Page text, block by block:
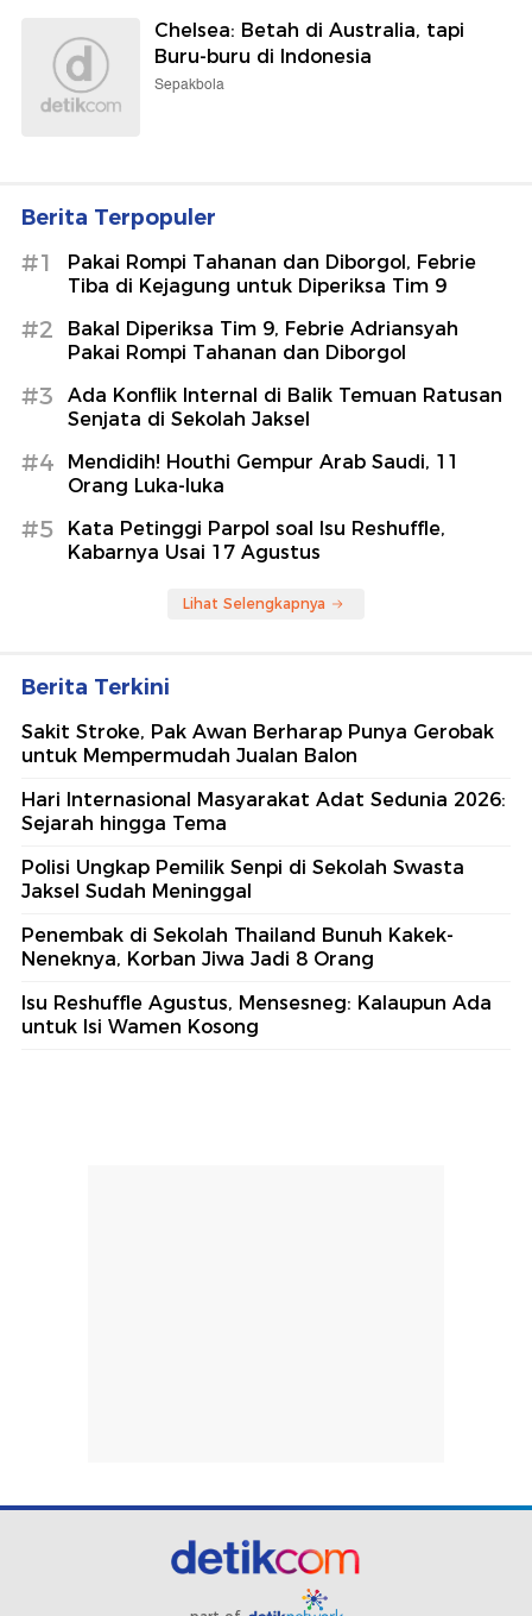
Chelsea: Betah di Australia, tapi
Buru-buru di Indonesia
Sepakbola
Berita Terpopuler
#1
Pakai Rompi Tahanan dan Diborgol, Febrie
Tiba di Kejagung untuk Diperiksa Tim 9
#2
Bakal Diperiksa Tim 9, Febrie Adriansyah
Pakai Rompi Tahanan dan Diborgol
#3
Ada Konflik Internal di Balik Temuan Ratusan
Senjata di Sekolah Jaksel
#4
Mendidih! Houthi Gempur Arab Saudi, 11
Orang Luka-luka
#5
Kata Petinggi Parpol soal Isu Reshuffle,
Kabarnya Usai 17 Agustus
Lihat Selengkapnya
Berita Terkini
Sakit Stroke, Pak Awan Berharap Punya Gerobak
untuk Mempermudah Jualan Balon
Hari Internasional Masyarakat Adat Sedunia 2026:
Sejarah hingga Tema
Polisi Ungkap Pemilik Senpi di Sekolah Swasta
Jaksel Sudah Meninggal
Penembak di Sekolah Thailand Bunuh Kakek-
Neneknya, Korban Jiwa Jadi 8 Orang
Isu Reshuffle Agustus, Mensesneg: Kalaupun Ada
untuk Isi Wamen Kosong